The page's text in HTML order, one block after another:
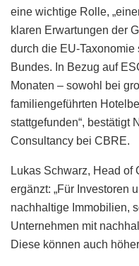
eine wichtige Rolle,
klaren Erwartungen der
durch die EU-
Bundes. In Bezug auf
Monaten – sowohl bei
familiengeführten
stattgefunden“, bestätigt
Consultancy bei CBRE.
Lukas Schwarz, Head of
ergänzt: „Für Investoren
nachhaltige Immobilien,
Unternehmen mit
Diese können auch